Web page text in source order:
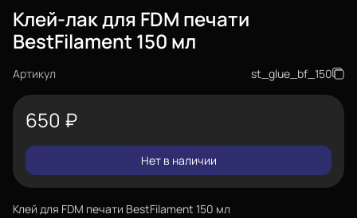
Клей-лак для FDM печати
BestFilament 150 мл
Артикул st_glue_bf_150
650 ₽
Нет в наличии
Клей для FDM печати BestFilament 150 мл